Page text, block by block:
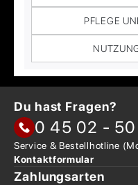
PFLEGE
Du hast Fragen?
0 45 02 -
Service & Bestellhotline
Kontaktformular
Zahlungsarten